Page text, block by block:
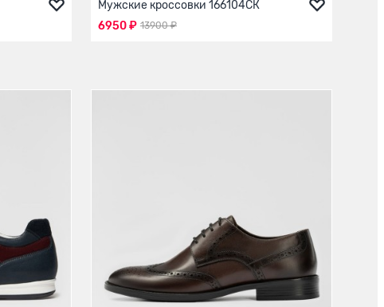
Мужские кроссовки 166104СК
13900 ₽
6950 ₽